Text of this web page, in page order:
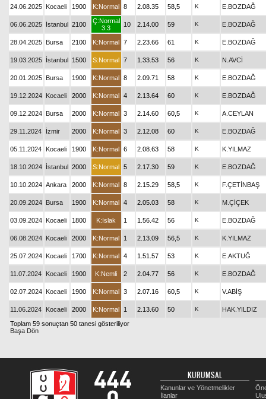
24.06.2025 Kocaeli 1900 K:Normal 8 2.08.35 58,5 K E.BOZDAĞ
06.06.2025 İstanbul 2100
Ç:Normal
3.3
10 2.14.00 59 K E.BOZDAĞ
28.04.2025 Bursa 2100 K:Normal 7 2.23.66 61 K E.BOZDAĞ
19.03.2025 İstanbul 1500 S:Normal 7 1.33.53 56 K N.AVCİ
20.01.2025 Bursa 1900 K:Normal 8 2.09.71 58 K E.BOZDAĞ
19.12.2024 Kocaeli 2000 K:Normal 4 2.13.64 60 K E.BOZDAĞ
09.12.2024 Bursa 2000 K:Normal 3 2.14.60 60,5 K A.CEYLAN
29.11.2024 İzmir 2000 K:Normal 3 2.12.08 60 K E.BOZDAĞ
05.11.2024 Kocaeli 1900 K:Normal 6 2.08.63 58 K K.YILMAZ
18.10.2024 İstanbul 2000 S:Normal 5 2.17.30 59 K E.BOZDAĞ
10.10.2024 Ankara 2000 K:Normal 8 2.15.29 58,5 K F.ÇETİNBAŞ
20.09.2024 Bursa 1900 K:Normal 4 2.05.03 58 K M.ÇİÇEK
03.09.2024 Kocaeli 1800 K:Islak 1 1.56.42 56 K E.BOZDAĞ
06.08.2024 Kocaeli 2000 K:Normal 1 2.13.09 56,5 K K.YILMAZ
25.07.2024 Kocaeli 1700 K:Normal 4 1.51.57 53 K E.AKTUĞ
11.07.2024 Kocaeli 1900 K:Nemli 2 2.04.77 56 K E.BOZDAĞ
02.07.2024 Kocaeli 1900 K:Normal 3 2.07.16 60,5 K V.ABİŞ
11.06.2024 Kocaeli 2000 K:Normal 1 2.13.60 50 K
HAK.YILDIZ
Toplam 59 sonuçtan 50 tanesi gösteriliyor
Başa Dön
KURUMSAL
Kanunlar ve Yönetmelikler
İlanlar